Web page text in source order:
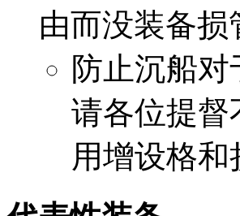
由而没装备
防止沉船
请各位提督
用增设格